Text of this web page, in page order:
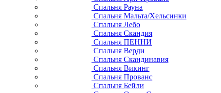
Спальня Рауна
Спальня Мальта/Хельсинки
Спальня Лебо
Спальня Скандия
Спальня ПЕННИ
Спальня Верди
Спальня Скандинавия
Спальня Викинг
Спальня Прованс
Спальня Бейли